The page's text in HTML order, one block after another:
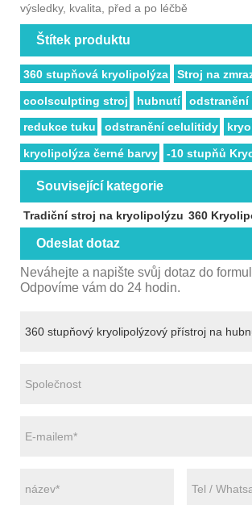
výsledky, kvalita, před a po léčbě
Štítek produktu
360 stupňová kryolipolýza Stroj na
coolsculpting stroj hubnutí odstranění
redukce tuku odstranění celulitidy
kryolipolýza černé barvy -10 stupňů
Související kategorie
Tradiční stroj na kryolipolýzu 360
Odeslat dotaz
Neváhejte a napište svůj dotaz do
Odpovíme vám do 24 hodin.